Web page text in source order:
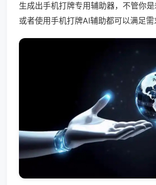
生成出手机打牌专用辅助器，不管你
或者使用手机打牌AI辅助都可以满足需